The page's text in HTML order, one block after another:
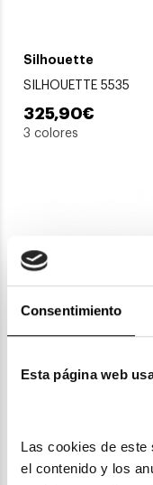
Consentimiento
Esta página web
Las cookies de este
el contenido y los
Silhouette
SILHOUETTE 5535
325,90€
3 colores
Silhouette
377,10€
2 colores